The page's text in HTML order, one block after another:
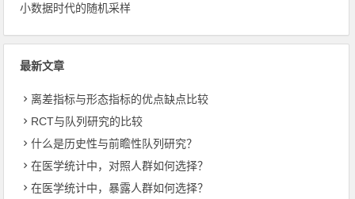
小数据时代的随机采样
最新文章
离差指标与形态指标的优点缺点比较
RCT与队列研究的比较
什么是历史性与前瞻性队列研究？
在医学统计中，对照人群如何选择？
在医学统计中，暴露人群如何选择？